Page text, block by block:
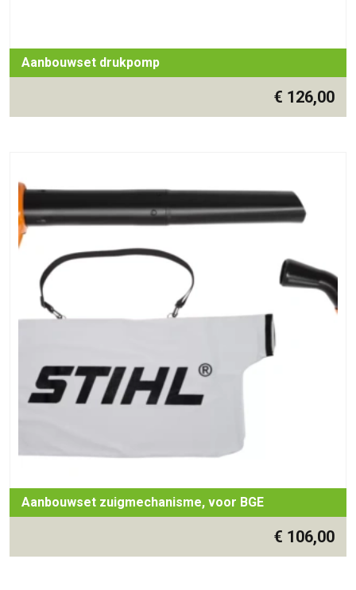
Aanbouwset drukpomp
€ 126,00
Aanbouwset zuigmechanisme, voor BGE
€ 106,00